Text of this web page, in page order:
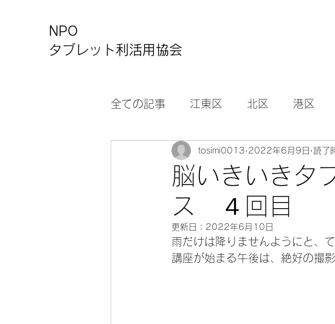
NPO
タブレット利活用協会
全ての記事 江東区 北区 港区
カルチャーセンター お知らせ
脳いきいきタ
ス ４回目
tosimi0013 2022年6月9日 読了
更新日： 2022年6月10日
雨だけは降りませんようにと、
講座が始まる午後は、絶好の撮影